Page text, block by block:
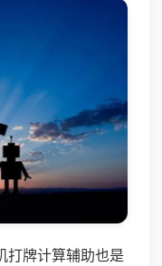
打牌计算辅助也是